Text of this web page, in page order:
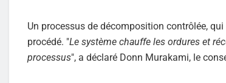
Un processus de décomposition contrôlée,
procédé. "Le système chauffe les ordures et
processus", a déclaré Donn Murakami, le